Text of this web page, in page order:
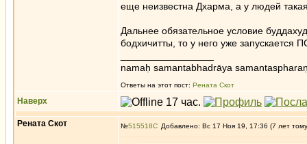
еще неизвестна Дхарма, а у людей
Дальнее обязательное условие
бодхичитты, то у него уже запускается
namaḥ samantabhadrāya
Ответы на этот пост: Рената Скот
Наверх
Рената Скот №515518 Добавлено: Вс 17 Ноя 19, 17:36 (7 лет